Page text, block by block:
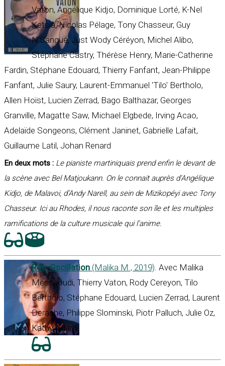
Vaton, Angélique Kidjo, Dominique Lorté, K-Nel
Ketsia, Nicolas Pélage, Tony Chasseur, Guy
N'Sangué, Just Wody Céréyon, Michel Alibo,
Stéphane Castry, Thérèse Henry, Marie-Catherine
Fardin, Stéphane Edouard, Thierry Fanfant, Jean-Philippe
Fanfant, Julie Saury, Laurent-Emmanuel 'Tilo' Bertholo,
Allen Hoïst, Lucien Zerrad, Bago Balthazar, Georges
Granville, Magatte Saw, Michael Elgbede, Irving Acao,
Adelaïde Songeons, Clément Janinet, Gabrielle Lafait,
Guillaume Latil, Johan Renard
En deux mots : Le pianiste martiniquais prend enfin le devant de
la scène avec Bel Matjoukann. On le connait auprès d’Angélique
Kidjo, de Malavoi, d’Andy Narell, au sein de Mizikopéyi avec Tony
Chasseur. Ici au Rhodes, il nous raconte son île et les multiples
ramifications de la culture musicale qui l’anime.
Rec. Oscillation (Malika M., 2019). Avec Malika
Messaoudi, Thierry Vaton, Rody Cereyon, Tilo
Bertholo, Stéphane Edouard, Lucien Zerrad, Laurent
Derache, Philippe Slominski, Piotr Palluch, Julie Oz,
Kathy Adam